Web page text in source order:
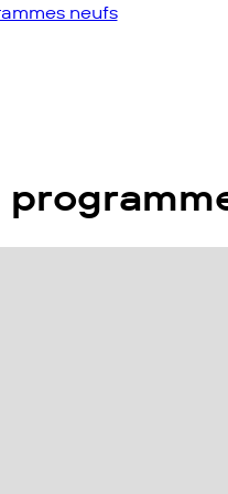
neufs